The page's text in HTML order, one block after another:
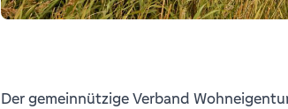
Der gemeinnützige Verband